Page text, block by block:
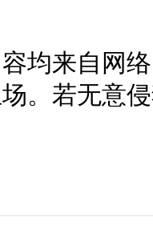
容均来自网
。若无意